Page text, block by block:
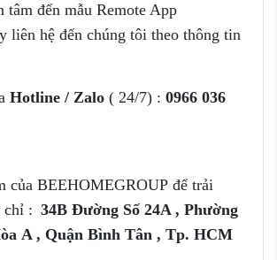
tâm đến mẫu Remote App
liên hệ đến chúng tôi theo thông tin
Hotline / Zalo ( 24/7) : 0966 036
của BEEHOMEGROUP để trải
chỉ : 34B Đường Số 24A , Phường
A , Quận Bình Tân , Tp. HCM